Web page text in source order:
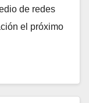
de redes
el próximo